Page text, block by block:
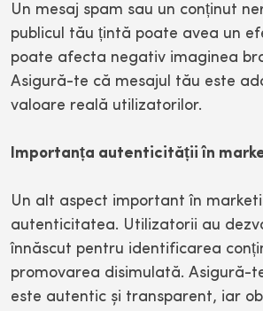
Un mesaj spam sau un conținut
publicul tău țintă poate avea un
poate afecta negativ imaginea
Asigură-te că mesajul tău este
valoare reală utilizatorilor.
Importanța autenticității în
Un alt aspect important în
autenticitatea. Utilizatorii au
înnăscut pentru identificarea
promovarea disimulată. Asigură-
este autentic și transparent, iar